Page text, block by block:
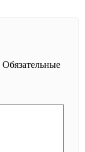
Обязательные